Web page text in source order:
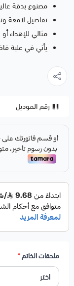
مصنوع بدقة
تفاصيل لامعة
مثالي للإهداء
يأتي في علبة
رقم الموديل
ملحقات الخاتم*